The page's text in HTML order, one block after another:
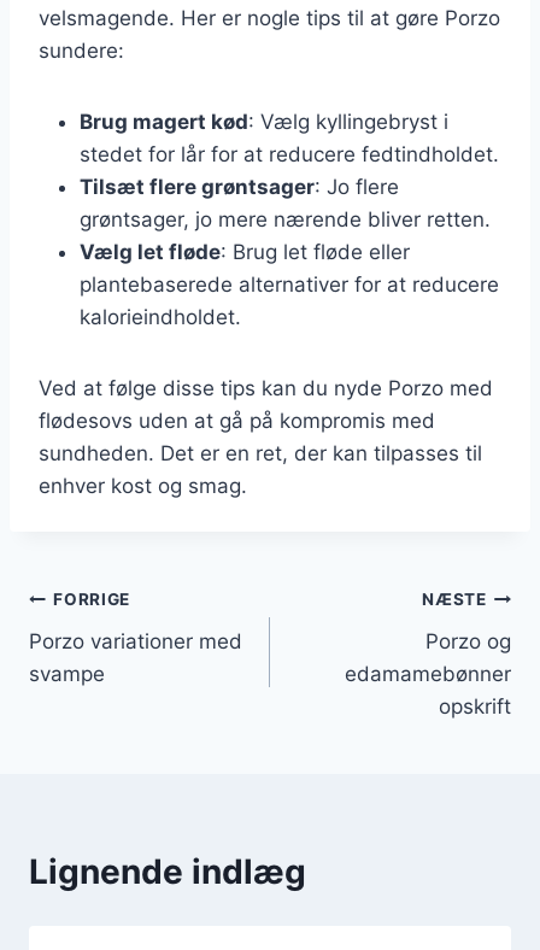
velsmagende. Her er nogle tips til at gøre Porzo
sundere:
Brug magert kød: Vælg kyllingebryst i
stedet for lår for at reducere fedtindholdet.
Tilsæt flere grøntsager: Jo flere
grøntsager, jo mere nærende bliver retten.
Vælg let fløde: Brug let fløde eller
plantebaserede alternativer for at reducere
kalorieindholdet.
Ved at følge disse tips kan du nyde Porzo med
flødesovs uden at gå på kompromis med
sundheden. Det er en ret, der kan tilpasses til
enhver kost og smag.
Indlægsnavigation
FORRIGE
Porzo variationer med
svampe
NÆSTE
Porzo og
edamamebønner
opskrift
Lignende indlæg